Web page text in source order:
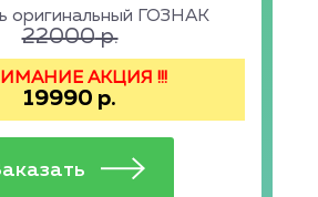
оригинальный ГОЗНАК
22000р.
АКЦИЯ !!!
19990 р.